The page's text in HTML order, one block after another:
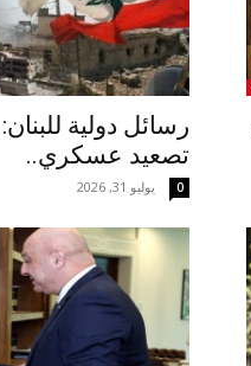
رسائل دولية
تصعيد عسكري..
يوليو 31, 2026 0